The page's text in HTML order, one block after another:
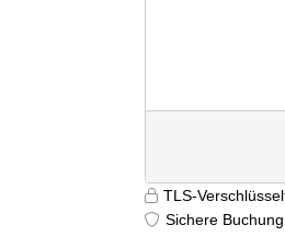
TLS-
Sichere